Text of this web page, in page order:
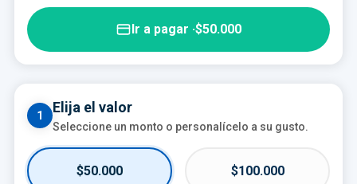
Ir a pagar ·$50.000
1 Elija el valor
Seleccione un monto o personalícelo a su gusto.
$50.000 $100.000